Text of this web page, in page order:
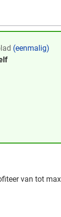
(eenmalig)
van tot